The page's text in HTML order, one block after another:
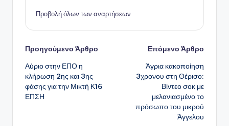
Προβολή όλων των αναρτήσεων
Πλοήγηση
δημοσιεύσεων
Προηγούμενο Άρθρο
Αύριο στην ΕΠΟ η
κλήρωση 2ης και 3ης
φάσης για την Μικτή Κ16
ΕΠΣΗ
Επόμενο Άρθρο
Άγρια κακοποίηση
3χρονου στη Θέρισο:
Βίντεο σοκ με
μελανιασμένο το
πρόσωπο του μικρού
Άγγελου